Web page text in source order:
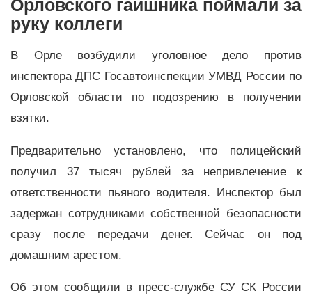
Орловского гаишника поймали за
руку коллеги
В Орле возбудили уголовное дело против
инспектора ДПС Госавтоинспекции УМВД России по
Орловской области по подозрению в получении
взятки.
Предварительно установлено, что полицейский
получил 37 тысяч рублей за непривлечение к
ответственности пьяного водителя. Инспектор был
задержан сотрудниками собственной безопасности
сразу после передачи денег. Сейчас он под
домашним арестом.
Об этом сообщили в пресс-службе СУ СК России